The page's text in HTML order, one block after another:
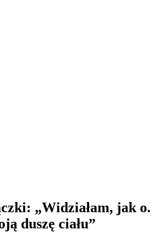
„Widziałam, jak o.
duszę ciału”